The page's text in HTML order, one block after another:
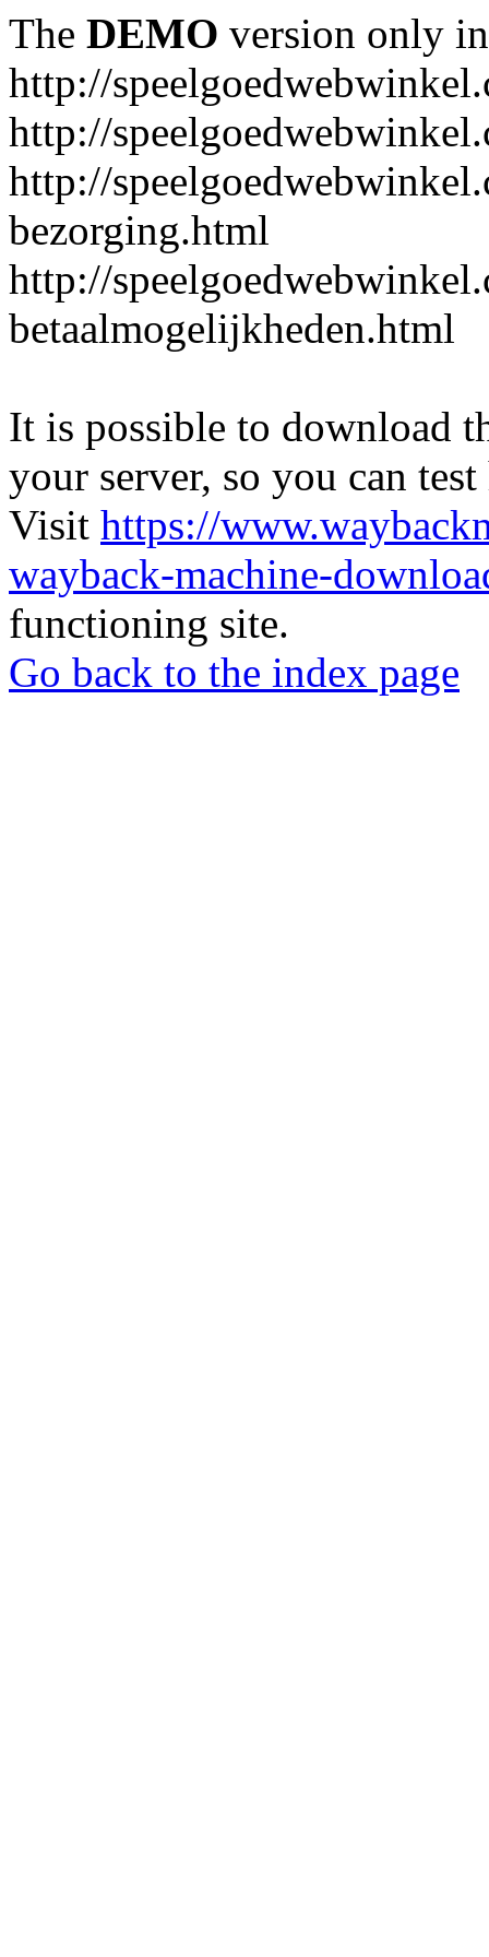
The DEMO version only
http://
http://
http://
bezorging.html
http://
betaalmogelijkheden.html
It is possible to download
your server, so you can
Visit https://
wayback-machine-
functioning site.
Go back to the index page